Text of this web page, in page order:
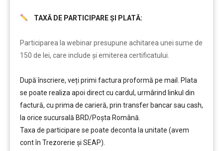
TAXĂ DE PARTICIPARE ȘI PLATĂ:
Participarea la webinar presupune achitarea unei sume de
150 de lei, care include şi emiterea certificatului.
După înscriere, veți primi factura proformă pe mail. Plata
se poate realiza apoi direct cu cardul, urmârind linkul din
factură, cu prima de carieră, prin transfer bancar sau cash,
la orice sucursală BRD/Poșta Română.
Taxa de participare se poate deconta la unitate (avem
cont în Trezorerie și SEAP).